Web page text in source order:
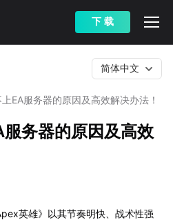
下 载
EA服务器的原因及高效解决办法！
简体中文
务器的原因及高效
英雄》以其节奏明快、战术性强